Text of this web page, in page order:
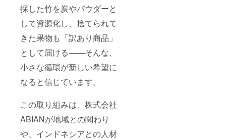
採した竹を炭やパウダーと
して資源化し、捨てられて
きた果物も「訳あり商品」
として届ける——そんな、
小さな循環が新しい希望に
なると信じています。
この取り組みは、株式会社
ABIANが地域との関わり
や、インドネシアとの人材